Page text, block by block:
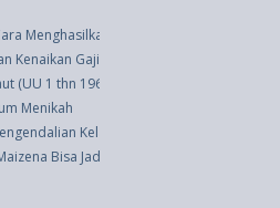
Menghasilkan Video yang Berkualitas
Kenaikan Gaji
(UU 1 thn 1962)
Menikah
Kelahiran Alami� Ini Berhasil?
Bisa Jadi Membusuk?